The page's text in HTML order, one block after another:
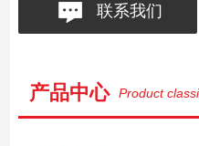
联系我们
产品中心 Product